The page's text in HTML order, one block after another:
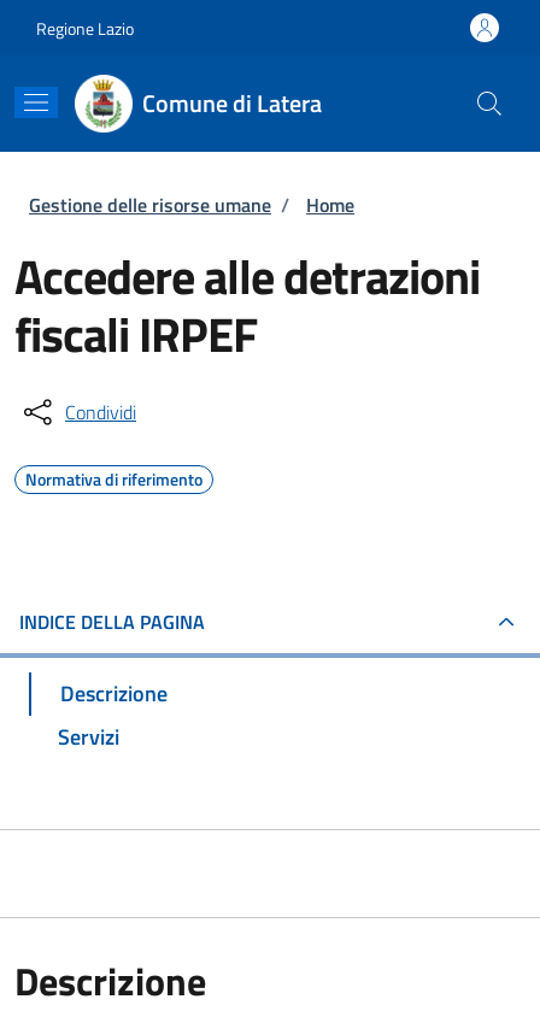
Regione Lazio
Comune di Latera
Briciole di pane
Gestione delle risorse umane / Home
Accedere alle detrazioni
fiscali IRPEF
Condividi
Normativa di riferimento
INDICE DELLA PAGINA
Descrizione
Servizi
Descrizione